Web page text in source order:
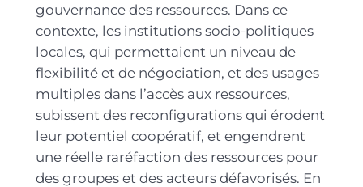
gouvernance des ressources. Dans ce
contexte, les institutions socio-politiques
locales, qui permettaient un niveau de
flexibilité et de négociation, et des usages
multiples dans l’accès aux ressources,
subissent des reconfigurations qui érodent
leur potentiel coopératif, et engendrent
une réelle raréfaction des ressources pour
des groupes et des acteurs défavorisés. En